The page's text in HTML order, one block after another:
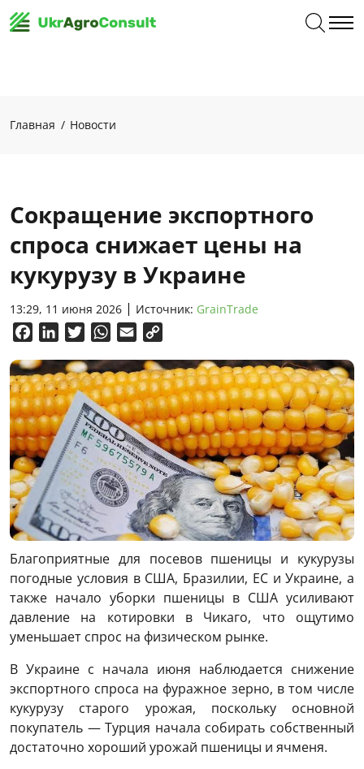
Главная Новости
Сокращение экспортного
спроса снижает цены на
кукурузу в Украине
13:29, 11 июня 2026 Источник: GrainTrade
FacebookLinkedInTwitterWhatsApp
Email
Благоприятные для посевов пшеницы и кукурузы
погодные условия в США, Бразилии, ЕС и Украине, а
также начало уборки пшеницы в США усиливают
давление на котировки в Чикаго, что ощутимо
уменьшает спрос на физическом рынке.
В Украине с начала июня наблюдается снижение
экспортного спроса на фуражное зерно, в том числе
кукурузу старого урожая, поскольку основной
покупатель — Турция начала собирать собственный
достаточно хороший урожай пшеницы и ячменя.